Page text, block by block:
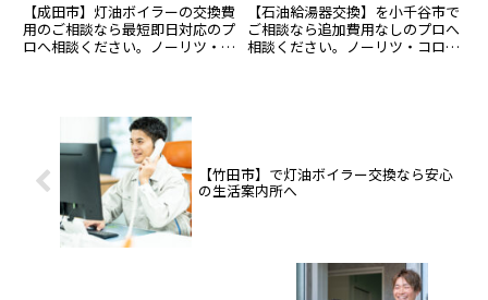
【成田市】灯油ボイラーの交換費
用のご相談なら最短即日対応のプ
ロへ相談ください。ノーリツ・コ
【石油給湯器交換】を小千谷市で
ご相談なら追加費用なしのプロへ
相談ください。ノーリツ・コロナ
【竹田市】で灯油ボイラー交換なら安心
の生活案内所へ